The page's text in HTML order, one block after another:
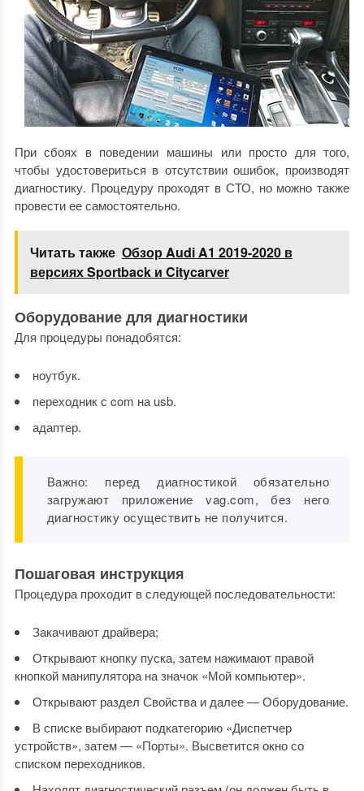
При сбоях в поведении машины или просто для того,
чтобы удостовериться в отсутствии ошибок, производят
диагностику. Процедуру проходят в СТО, но можно также
провести ее самостоятельно.
Читать также Обзор Audi A1 2019-2020 в
версиях Sportback и Citycarver
Оборудование для диагностики
Для процедуры понадобятся:
ноутбук.
переходник с com на usb.
адаптер.
Важно: перед диагностикой обязательно
загружают приложение vag.com, без него
диагностику осуществить не получится.
Пошаговая инструкция
Процедура проходит в следующей последовательности:
Закачивают драйвера;
Открывают кнопку пуска, затем нажимают правой
кнопкой манипулятора на значок «Мой компьютер».
Открывают раздел Свойства и далее — Оборудование.
В списке выбирают подкатегорию «Диспетчер
устройств», затем — «Порты». Высветится окно со
списком переходников.